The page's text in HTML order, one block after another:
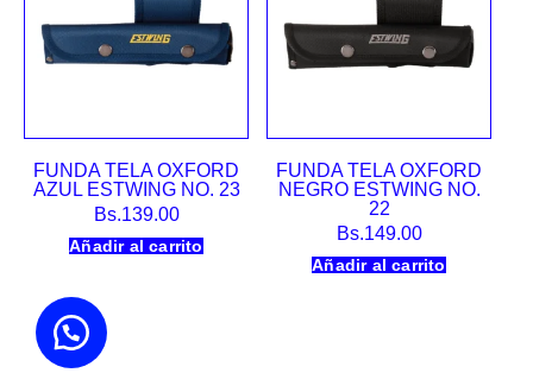
FUNDA TELA OXFORD
AZUL ESTWING NO. 23
Bs.139.00
Añadir al carrito
FUNDA TELA OXFORD
NEGRO ESTWING NO.
22
Bs.149.00
Añadir al carrito